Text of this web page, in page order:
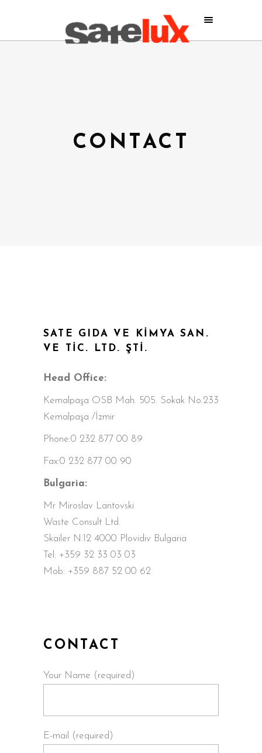
CONTACT
SATE GIDA VE KİMYA SAN.
VE TİC. LTD. ŞTİ.
Head Office:
Kemalpaşa OSB Mah. 505. Sokak No:233
Kemalpaşa /İzmir
Phone:0 232 877 00 89
Fax:0 232 877 00 90
Bulgaria:
Mr Miroslav Lantovski
Waste Consult Ltd.
Skailer N:12 4000 Plovidiv Bulgaria
Tel: +359 32 33 03 03
Mob: +359 887 52 00 62
CONTACT
Your Name (required)
E-mail (required)